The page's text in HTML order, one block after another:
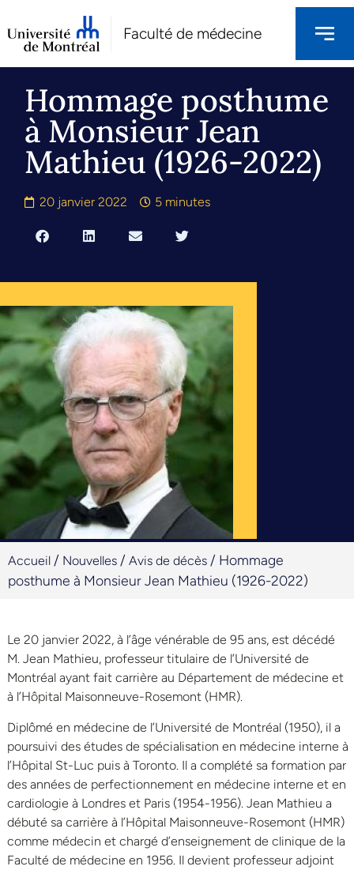
Faculté de médecine
Hommage posthume
à Monsieur Jean
Mathieu (1926-2022)
20 janvier 2022 5 minutes
Accueil / Nouvelles / Avis de décès / Hommage
posthume à Monsieur Jean Mathieu (1926-2022)
Le 20 janvier 2022, à l’âge vénérable de 95 ans, est décédé
M. Jean Mathieu, professeur titulaire de l’Université de
Montréal ayant fait carrière au Département de médecine et
à l’Hôpital Maisonneuve-Rosemont (HMR).
Diplômé en médecine de l’Université de Montréal (1950), il a
poursuivi des études de spécialisation en médecine interne à
l’Hôpital St-Luc puis à Toronto. Il a complété sa formation par
des années de perfectionnement en médecine interne et en
cardiologie à Londres et Paris (1954-1956). Jean Mathieu a
débuté sa carrière à l’Hôpital Maisonneuve-Rosemont (HMR)
comme médecin et chargé d’enseignement de clinique de la
Faculté de médecine en 1956. Il devient professeur adjoint